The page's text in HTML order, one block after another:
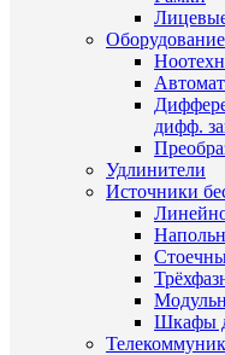
дифф.
Удлинители
Источники
Шкафы